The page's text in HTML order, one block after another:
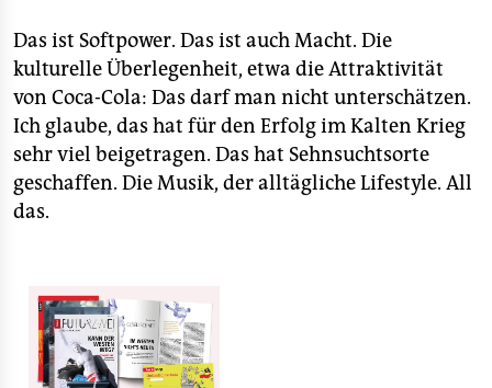
Das ist Softpower. Das ist auch Macht. Die
kulturelle Überlegenheit, etwa die Attraktivität
von Coca-Cola: Das darf man nicht unterschätzen.
Ich glaube, das hat für den Erfolg im Kalten Krieg
sehr viel beigetragen. Das hat Sehnsuchtsorte
geschaffen. Die Musik, der alltägliche Lifestyle. All
das.